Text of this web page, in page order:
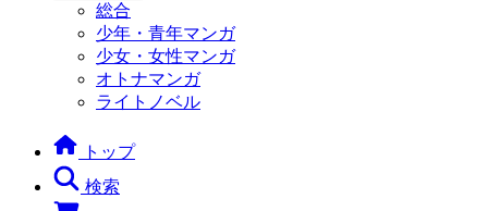
総合
少年・青年マンガ
少女・女性マンガ
オトナマンガ
ライトノベル
トップ
検索